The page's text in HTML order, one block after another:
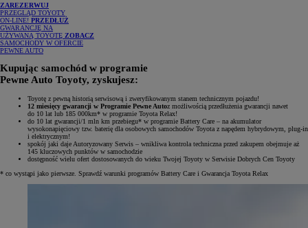
ZAREZERWUJ
PRZEGLĄD TOYOTY
ON-LINE! PRZEDŁUŻ
GWARANCJĘ NA
UŻYWANĄ TOYOTĘ ZOBACZ
SAMOCHODY W OFERCIE
PEWNE AUTO
Kupując samochód w programie
Pewne Auto Toyoty, zyskujesz:
Toyotę z pewną historią serwisową i zweryfikowanym stanem technicznym pojazdu!
12 miesięcy gwarancji w Programie Pewne Autoz możliwością przedłużenia gwarancji nawet
do 10 lat lub 185 000km* w programie Toyota Relax!
do 10 lat gwarancji/1 mln km przebiegu* w programie Battery Care – na akumulator
wysokonapięciowy tzw. baterię dla osobowych samochodów Toyota z napędem hybrydowym, plug-in
i elektrycznym!
spokój jaki daje Autoryzowany Serwis – wnikliwa kontrola techniczna przed zakupem obejmuje aż
145 kluczowych punktów w samochodzie
dostępność wielu ofert dostosowanych do wieku Twojej Toyoty w Serwisie Dobrych Cen Toyoty
* co wystąpi jako pierwsze. Sprawdź warunki programów Battery Care i Gwarancja Toyota Relax